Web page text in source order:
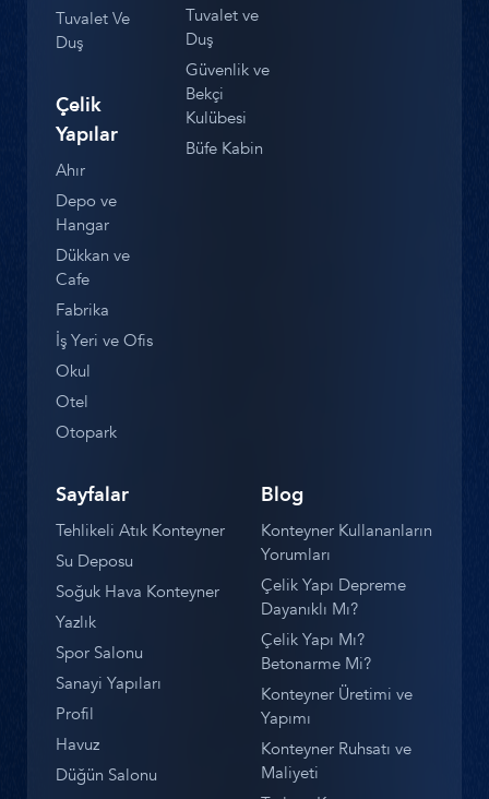
Tuvalet Ve
Duş
Çelik
Yapılar
Ahır
Depo ve
Hangar
Dükkan ve
Cafe
Fabrika
İş Yeri ve Ofis
Okul
Otel
Otopark
Tuvalet ve
Duş
Güvenlik ve
Bekçi
Kulübesi
Büfe Kabin
Sayfalar
Tehlikeli Atık Konteyner
Su Deposu
Soğuk Hava Konteyner
Yazlık
Spor Salonu
Sanayi Yapıları
Profil
Havuz
Düğün Salonu
Blog
Konteyner Kullananların
Yorumları
Çelik Yapı Depreme
Dayanıklı Mı?
Çelik Yapı Mı?
Betonarme Mi?
Konteyner Üretimi ve
Yapımı
Konteyner Ruhsatı ve
Maliyeti